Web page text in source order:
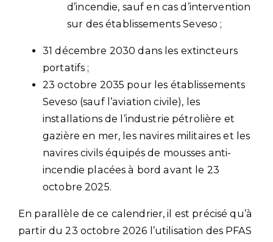
d’incendie, sauf en cas d’intervention
sur des établissements Seveso ;
31 décembre 2030 dans les extincteurs
portatifs ;
23 octobre 2035 pour les établissements
Seveso (sauf l’aviation civile), les
installations de l’industrie pétrolière et
gazière en mer, les navires militaires et les
navires civils équipés de mousses anti-
incendie placées à bord avant le 23
octobre 2025.
En parallèle de ce calendrier, il est précisé qu’à
partir du 23 octobre 2026 l’utilisation des PFAS